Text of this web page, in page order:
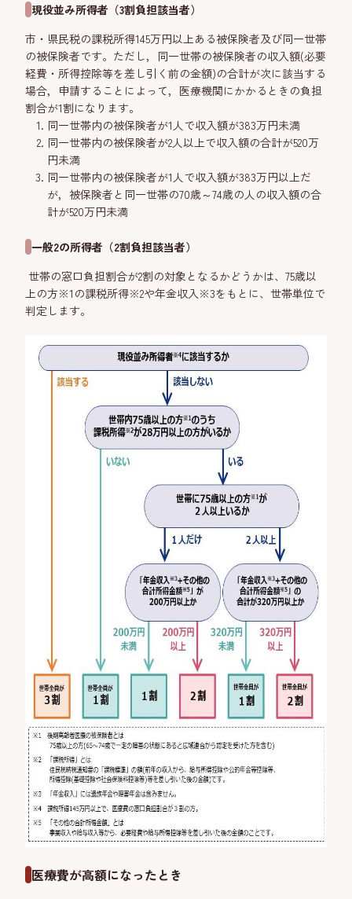
現役並み所得者（3割負担該当者）
市・県民税の課税所得145万円以上ある被保険者及び同一世帯
の被保険者です。ただし，同一世帯の被保険者の収入額(必要
経費・所得控除等を差し引く前の金額)の合計が次に該当する
場合，申請することによって，医療機関にかかるときの負担
割合が1割になります。
同一世帯内の被保険者が1人で収入額が383万円未満
同一世帯内の被保険者が2人以上で収入額の合計が520万
円未満
同一世帯内の被保険者が1人で収入額が383万円以上だ
が，被保険者と同一世帯の70歳～74歳の人の収入額の合
計が520万円未満
一般2の所得者（2割負担該当者）
世帯の窓口負担割合が2割の対象となるかどうかは、75歳以
上の方※1の課税所得※2や年金収入※3をもとに、世帯単位で
判定します。
医療費が高額になったとき